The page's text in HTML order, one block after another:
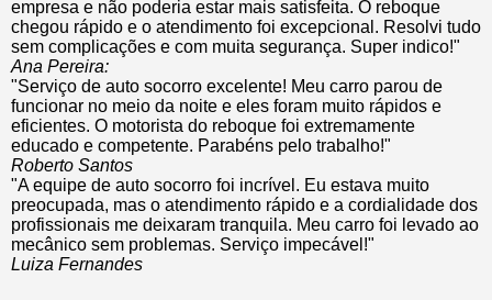
empresa e não poderia estar mais satisfeita. O reboque
chegou rápido e o atendimento foi excepcional. Resolvi tudo
sem complicações e com muita segurança. Super indico!"
Ana Pereira:
"Serviço de auto socorro excelente! Meu carro parou de
funcionar no meio da noite e eles foram muito rápidos e
eficientes. O motorista do reboque foi extremamente
educado e competente. Parabéns pelo trabalho!"
Roberto Santos
"A equipe de auto socorro foi incrível. Eu estava muito
preocupada, mas o atendimento rápido e a cordialidade dos
profissionais me deixaram tranquila. Meu carro foi levado ao
mecânico sem problemas. Serviço impecável!"
Luiza Fernandes